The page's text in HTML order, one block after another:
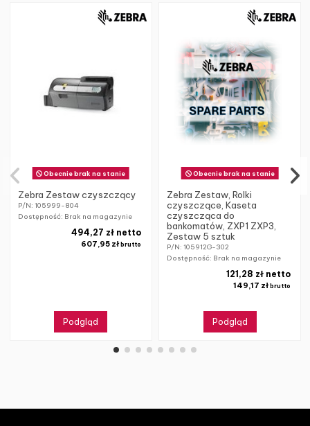
Obecnie brak na stanie
Zebra Zestaw czyszczący
P/N: 105999-804
Dostępność: Brak na magazynie
607,95 złbrutto
494,27 zł netto
Podgląd
Obecnie brak na stanie
Zebra Zestaw, Rolki
czyszczące, Kaseta
czyszcząca do
bankomatów, ZXP1 ZXP3,
Zestaw 5 sztuk
P/N: 105912G-302
Dostępność: Brak na magazynie
149,17 zł brutto
121,28 zł netto
Podgląd